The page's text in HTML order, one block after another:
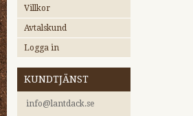
Villkor
Avtalskund
Logga in
KUNDTJÄNST
info@lantdack.se